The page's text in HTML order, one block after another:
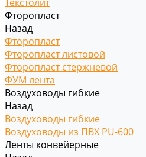
Фторопласт
Назад
Фторопласт
Фторопласт листовой
Фторопласт стержневой
ФУМ лента
Воздуховоды гибкие
Назад
Воздуховоды гибкие
Воздуховоды из ПВХ PU-600
Ленты конвейерные